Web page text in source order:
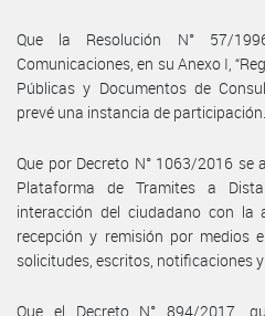
Que la Resolución N° 57/
Comunicaciones, en su Anexo I,
Públicas y Documentos de
prevé una instancia de participación.
Que por Decreto N° 1063/2016 se
Plataforma de Tramites a
interacción del ciudadano con la
recepción y remisión por medios
solicitudes, escritos, notificaciones
Que el Decreto N° 894/2017,